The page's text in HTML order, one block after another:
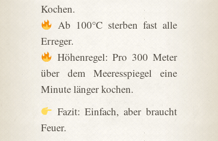
Kochen.
Ab 100°C sterben fast alle
Erreger.
Höhenregel: Pro 300 Meter
über dem Meeresspiegel eine
Minute länger kochen.
Fazit: Einfach, aber braucht
Feuer.